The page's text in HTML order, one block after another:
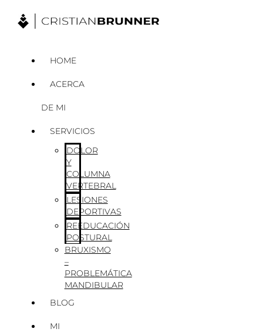
HOME
ACERCA
DE MI
SERVICIOS
DOLOR
Y
COLUMNA
VERTEBRAL
LESIONES
DEPORTIVAS
REEDUCACIÓN
POSTURAL
BRUXISMO
–
PROBLEMÁTICA
MANDIBULAR
BLOG
MI